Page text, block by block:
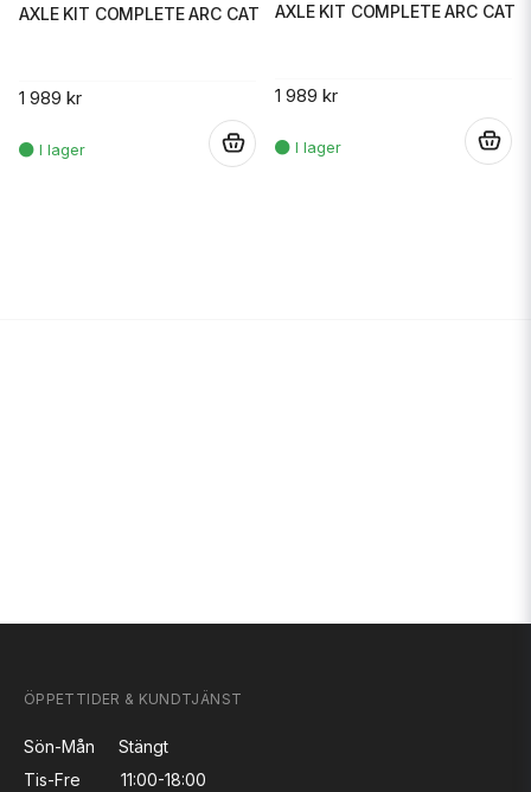
AXLE KIT COMPLETE ARC CAT
1 989 kr
AXLE KIT COMPLETE ARC CAT
1 989 kr
ÖPPETTIDER & KUNDTJÄNST
Sön-Mån
Stängt
Tis-Fre
11:00-18:00